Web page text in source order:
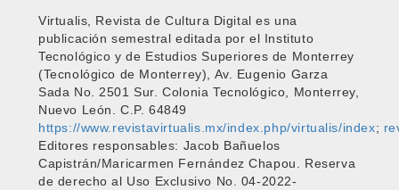
Virtualis, Revista de Cultura Digital es una
publicación semestral editada por el Instituto
Tecnológico y de Estudios Superiores de Monterrey
(Tecnológico de Monterrey), Av. Eugenio Garza
Sada No. 2501 Sur. Colonia Tecnológico, Monterrey,
Nuevo León. C.P. 64849
https://www.revistavirtualis.mx/index.php/virtualis/index;
Editores responsables: Jacob Bañuelos
Capistrán/Maricarmen Fernández Chapou. Reserva
de derecho al Uso Exclusivo No. 04-2022-